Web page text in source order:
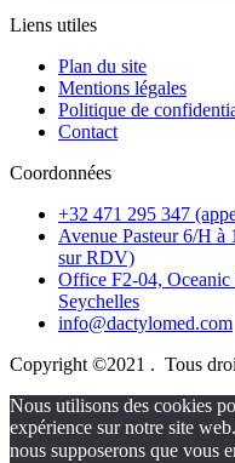
Liens utiles
Plan du site
Mentions légales
Politique de
Contact
Coordonnées
+32 471 295 347
Avenue Pasteur 6/H
sur RDV)
Office F2-04, Oceanic
Seychelles
info@dactylomed.com
Copyright ©2021 . Tous
Nous utilisons des cookies
expérience sur notre site
nous supposerons que vous